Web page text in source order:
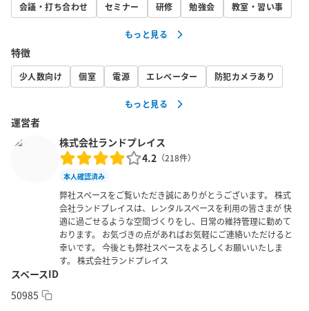
🚫水分補給のための飲み物以外持ち込み・飲食禁止🚫
🚫TV等の収録お断り🚫
なさいませんよう、周囲への配慮をお願いいたします。
設備・サービス
🏠収容人数
（小学生以上から人数カウント、未就学児はカウントしない）
会議・打ち合わせ セミナー 研修 勉強会 教室・習い事
もっと見る
特徴
少人数向け 個室 電源 エレベーター 防犯カメラあり
もっと見る
運営者
株式会社ランドプレイス
4.2 （218件）
本人確認済み
弊社スペースをご覧いただき誠にありがとうございます。 株式
会社ランドプレイスは、レンタルスペースを利用の皆さまが 快
適に過ごせるような空間づくりをし、日常の維持管理に勤めて
おります。 お気づきの点があればお気軽にご連絡いただけると
幸いです。 今後とも弊社スペースをよろしくお願いいたしま
す。 株式会社ランドプレイス
スペースID
50985